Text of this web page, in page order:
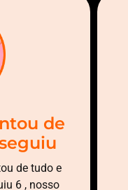
de
de tudo e
6 , nosso